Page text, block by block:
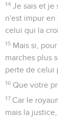
14 Je sais et je
n'est impur
celui qui la
15 Mais si,
marches plus
perte de celui
16 Que votre
17 Car le
mais la